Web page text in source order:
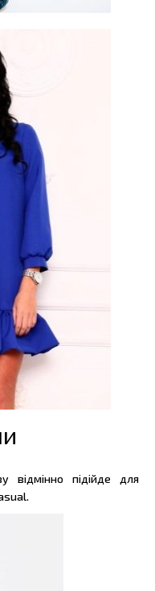
підійде для